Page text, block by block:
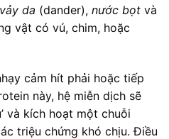
vảy da (dander), nước bọt và
vật có vú, chim, hoặc
cảm hít phải hoặc tiếp
này, hệ miễn dịch sẽ
và kích hoạt một chuỗi
triệu chứng khó chịu. Điều